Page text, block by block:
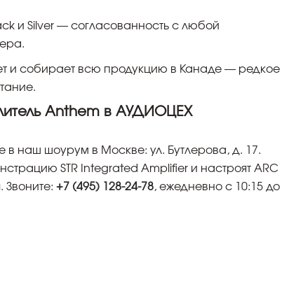
и Silver — согласованность с любой
и собирает всю продукцию в Канаде — редкое
Anthem в АУДИОЦЕХ
наш шоурум в Москве: ул. Бутлерова, д. 17.
STR Integrated Amplifier и настроят ARC
Звоните: +7 (495) 128-24-78, ежедневно с 10:15 до